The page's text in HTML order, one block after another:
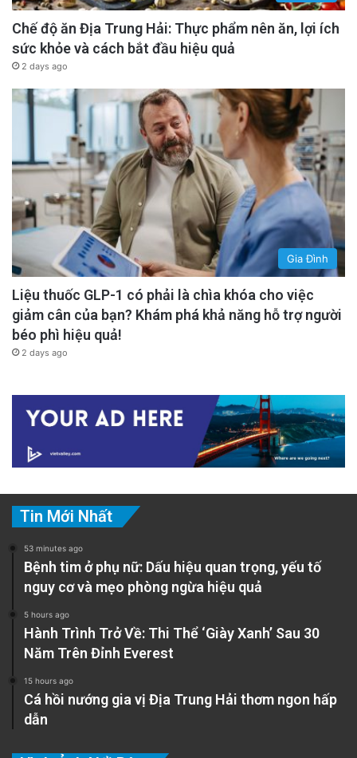
Chế độ ăn Địa Trung Hải: Thực phẩm nên ăn, lợi ích
sức khỏe và cách bắt đầu hiệu quả
2 days ago
Gia Đình
Liệu thuốc GLP-1 có phải là chìa khóa cho việc
giảm cân của bạn? Khám phá khả năng hỗ trợ người
béo phì hiệu quả!
2 days ago
Tin Mới Nhất
53 minutes ago
Bệnh tim ở phụ nữ: Dấu hiệu quan trọng, yếu tố
nguy cơ và mẹo phòng ngừa hiệu quả
5 hours ago
Hành Trình Trở Về: Thi Thể ‘Giày Xanh’ Sau 30
Năm Trên Đỉnh Everest
15 hours ago
Cá hồi nướng gia vị Địa Trung Hải thơm ngon hấp
dẫn